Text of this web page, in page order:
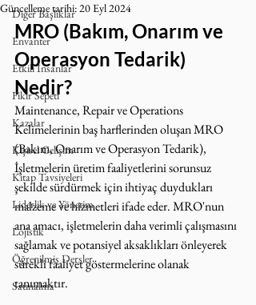
Diğer Başlıklar
Envanter
Etkili İnsanlar
Fikir Sepeti
Kazalar
Kişisel Gelişim
Kitap Tavsiyeleri
Liderlik ve Yönetim
Lojistik
Öğrenilmiş Dersler
Satınalma
Güncelleme tarihi:20 Eyl 2024
MRO (Bakım, Onarım ve
Operasyon Tedarik)
Nedir?
Maintenance, Repair ve Operations
Kelimelerinin baş harflerinden oluşan MRO
(Bakım, Onarım ve Operasyon Tedarik),
İşletmelerin üretim faaliyetlerini sorunsuz
şekilde sürdürmek için ihtiyaç duydukları
malzeme ve hizmetleri ifade eder. MRO'nun
ana amacı, işletmelerin daha verimli çalışmasını
sağlamak ve potansiyel aksaklıkları önleyerek
sürekli faaliyet göstermelerine olanak
tanımaktır.